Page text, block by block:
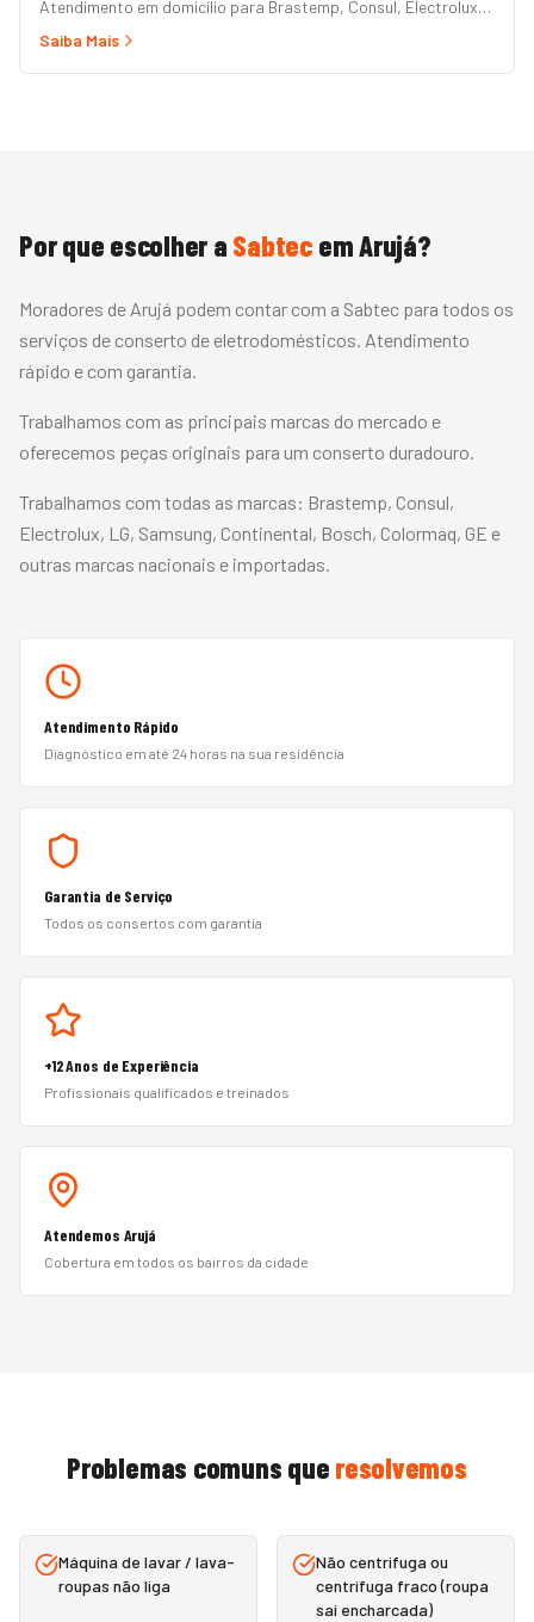
Atendimento em domicílio para Brastemp, Consul, Electrolux,
Panasonic, LG, Samsung, Midea, Philco e Mondial. Conserto
Saiba Mais
Por que escolher a Sabtec emArujá?
Moradores de Arujá podem contar com a Sabtec para todos os
serviços de conserto de eletrodomésticos. Atendimento
rápido e com garantia.
Trabalhamos com as principais marcas do mercado e
oferecemos peças originais para um conserto duradouro.
Trabalhamos com todas as marcas: Brastemp, Consul,
Electrolux, LG, Samsung, Continental, Bosch, Colormaq, GE e
outras marcas nacionais e importadas.
Atendimento Rápido
Diagnóstico em até 24 horas na sua residência
Garantia de Serviço
Todos os consertos com garantia
+12 Anos de Experiência
Profissionais qualificados e treinados
Atendemos Arujá
Cobertura em todos os bairros da cidade
Problemas comuns que resolvemos
Máquina de lavar / lava-
roupas não liga
Não centrifuga ou
centrifuga fraco (roupa
sai encharcada)